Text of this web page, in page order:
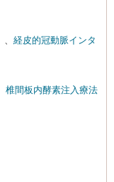
経皮的冠動脈インタ
椎間板内酵素注入療法